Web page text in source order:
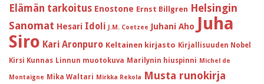
Elämän tarkoitus Enostone Ernst Billgren Helsingin
Sanomat Hesari Idoli J.M. Coetzee Juhani Aho Juha
Siro Kari Aronpuro Keltainen kirjasto Kirjallisuuden Nobel
Kirsi Kunnas Linnun muotokuva Marilynin hiuspinni Michel de
Montaigne Mika Waltari Mirkka Rekola Musta runokirja